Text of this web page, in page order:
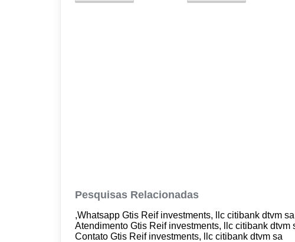
Pesquisas Relacionadas
,Whatsapp Gtis Reif investments, llc citibank dtvm
Atendimento Gtis Reif investments, llc citibank
Contato Gtis Reif investments, llc citibank dtvm sa